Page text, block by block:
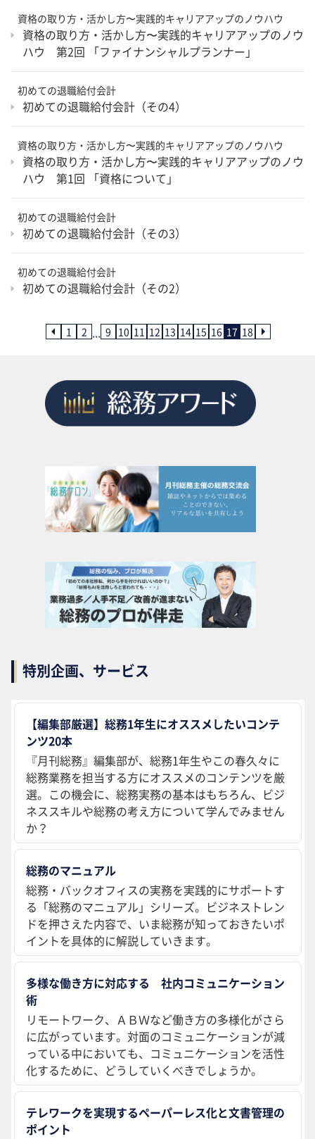
資格の取り方・活かし方〜実践的キャリアアップのノウハウ
資格の取り方・活かし方〜実践的キャリアアップのノウ
ハウ 第2回 「ファイナンシャルプランナー」
初めての退職給付会計
初めての退職給付会計（その4）
資格の取り方・活かし方〜実践的キャリアアップのノウハウ
資格の取り方・活かし方〜実践的キャリアアップのノウ
ハウ 第1回 「資格について」
初めての退職給付会計
初めての退職給付会計（その3）
初めての退職給付会計
初めての退職給付会計（その2）
1 2 ... 9 10 11 12 13 14 15 16 17 18
特別企画、サービス
【編集部厳選】総務1年生にオススメしたいコンテ
ンツ20本
『月刊総務』編集部が、総務1年生やこの春久々に
総務業務を担当する方にオススメのコンテンツを厳
選。この機会に、総務実務の基本はもちろん、ビジ
ネススキルや総務の考え方について学んでみません
か？
総務のマニュアル
総務・バックオフィスの実務を実践的にサポートす
る「総務のマニュアル」シリーズ。ビジネストレン
ドを押さえた内容で、いま総務が知っておきたいポ
イントを具体的に解説していきます。
多様な働き方に対応する 社内コミュニケーション
術
リモートワーク、ＡＢＷなど働き方の多様化がさら
に広がっています。対面のコミュニケーションが減
っている中においても、コミュニケーションを活性
化するために、どうしていくべきでしょうか。
テレワークを実現するペーパーレス化と文書管理の
ポイント